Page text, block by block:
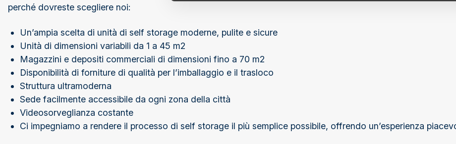
perché dovreste scegliere noi:
Un’ampia scelta di unità di self storage moderne, pulite e sicure
Unità di dimensioni variabili da 1 a 45 m2
Magazzini e depositi commerciali di dimensioni fino a 70 m2
Disponibilità di forniture di qualità per l’imballaggio e il trasloco
Struttura ultramoderna
Sede facilmente accessibile da ogni zona della città
Videosorveglianza costante
Ci impegniamo a rendere il processo di self storage il più semplice possibile, offrendo un’esperienza